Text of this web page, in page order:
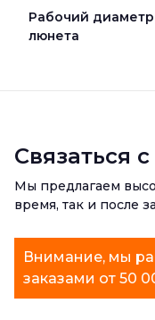
Рабочий
люнета
Связаться
Мы предлагаем
время, так и после
Внимание, мы
заказами от 50